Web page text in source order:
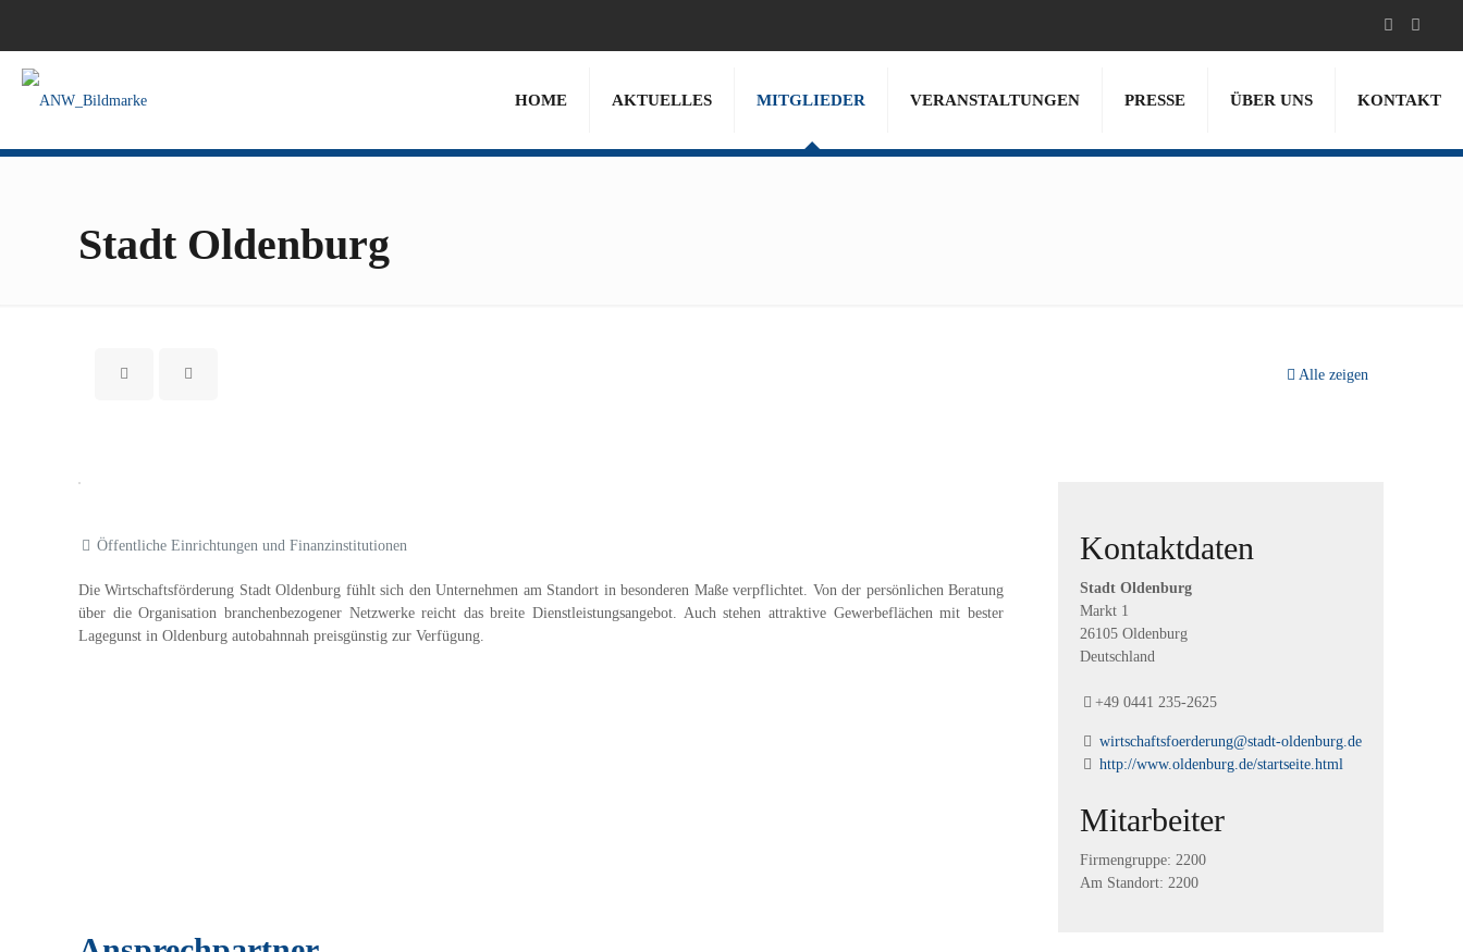
HOME AKTUELLES MITGLIEDER VERANSTALTUNGEN PRESSE ÜBER UNS KONTAKT
Stadt Oldenburg
Alle zeigen
Öffentliche Einrichtungen und Finanzinstitutionen
Die Wirtschaftsförderung Stadt Oldenburg fühlt sich den Unternehmen am Standort in besonderen Maße verpflichtet. Von der persönlichen Beratung
über die Organisation branchenbezogener Netzwerke reicht das breite Dienstleistungsangebot. Auch stehen attraktive Gewerbeflächen mit bester
Lagegunst in Oldenburg autobahnnah preisgünstig zur Verfügung.
Kontaktdaten
Stadt Oldenburg
Markt 1
26105 Oldenburg
Deutschland
+49 0441 235-2625
wirtschaftsfoerderung@stadt-oldenburg.de
http://www.oldenburg.de/startseite.html
Mitarbeiter
Firmengruppe: 2200
Am Standort: 2200